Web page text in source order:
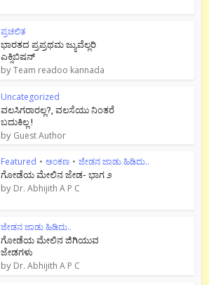
ಪ್ರಚಲಿತ
ಭಾರತದ ಪ್ರಪ್ರಥಮ ಜ್ಯುವೆಲ್ಲರಿ
ಎಕ್ಸಿಬಿಷನ್
byTeam readoo kannada
Uncategorized
ವಲಸಿಗರಾರಲ್ಲ?, ವಲಸೆಯು ನಿಂತರೆ
ಬದುಕಿಲ್ಲ !
by Guest Author
Featured • ಅಂಕಣ • ಜೇಡನ ಜಾಡು ಹಿಡಿದು..
ಗೋಡೆಯ ಮೇಲಿನ ಜೇಡ- ಭಾಗ ೨
by Dr. Abhijith A P C
ಜೇಡನ ಜಾಡು ಹಿಡಿದು..
ಗೋಡೆಯ ಮೇಲಿನ ಜಿಗಿಯುವ
ಜೇಡಗಳು
by Dr. Abhijith A P C